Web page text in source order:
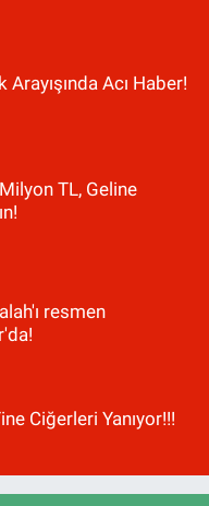
Arayışında Acı Haber!
TL, Geline
resmen
Ciğerleri Yanıyor!!!